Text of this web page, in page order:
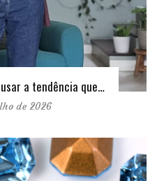
a tendência que…
de 2026